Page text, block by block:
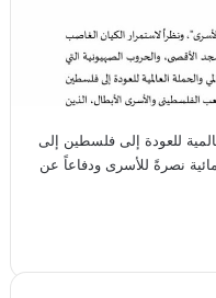
للعودة إلى فلسطين إلى
نصرةً للأسرى ودفاعاً عن